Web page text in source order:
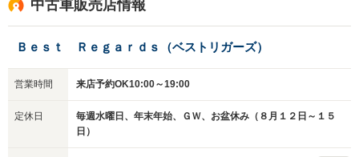
中古車販売店情報
Ｂｅｓｔ Ｒｅｇａｒｄｓ（ベストリガーズ）
営業時間 来店予約OK10:00～19:00
定休日
毎週水曜日、年末年始、ＧＷ、お盆休み（８月１２日～１５
日）
いいえ はい